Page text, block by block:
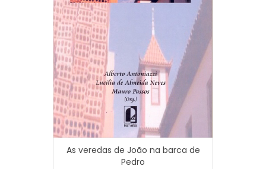
As veredas de João na barca de
Pedro